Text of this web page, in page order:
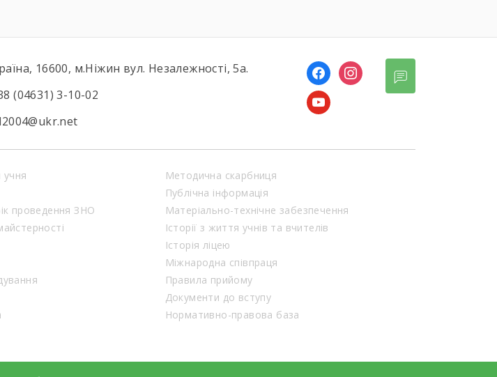
16600, м.Ніжин вул. Незалежності, 5а.
(04631) 3-10-02
facebookinstagram
youtube
учня
проведення ЗНО
Методична скарбниця
Публічна інформація
Матеріально-технічне забезпечення
Історії з життя учнів та вчителів
Історія ліцею
Міжнародна співпраця
Правила прийому
Документи до вступу
Нормативно-правова база